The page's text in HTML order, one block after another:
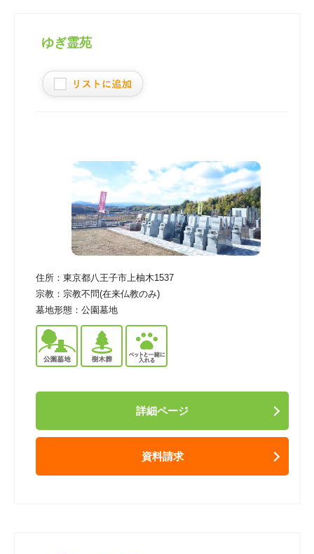
ゆぎ霊苑
住所： 東京都八王子市上柚木1537
宗教： 宗教不問(在来仏教のみ)
墓地形態： 公園墓地
詳細ページ
資料請求